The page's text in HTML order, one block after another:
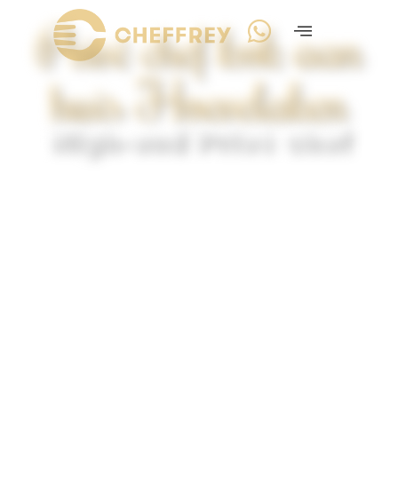
Privé chef kok aan
huis Hoevelaken
High-end Privé chef